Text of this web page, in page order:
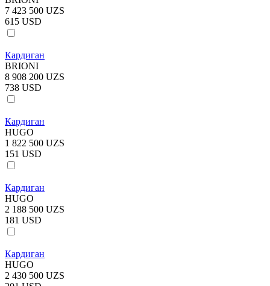
7 423 500 UZS
615 USD
Кардиган
BRIONI
8 908 200 UZS
738 USD
Кардиган
HUGO
1 822 500 UZS
151 USD
Кардиган
HUGO
2 188 500 UZS
181 USD
Кардиган
HUGO
2 430 500 UZS